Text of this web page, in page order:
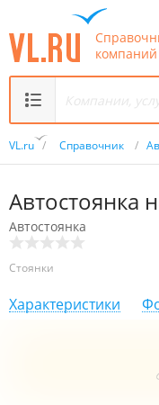
компаний
VL.ru / Справочник /
Автостоянка
Автостоянка
Стоянки
Характеристики